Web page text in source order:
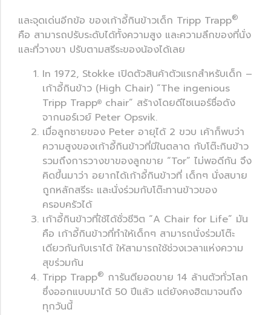
และจุดเด่นอีกข้อ ของเก้าอี้กินข้าวเด็ก Tripp Trapp®
คือ สามารถปรับระดับได้ทั้งความสูง และความลึกของที่นั่ง
และที่วางขา ปรับตามสรีระของน้องได้เลย
In 1972, Stokke เปิดตัวสินค้าตัวแรกสำหรับเด็ก –
เก้าอี้กินข้าว (High Chair) “The ingenious
Tripp Trapp® chair” สร้างโดยดีไซเนอร์ชื่อดัง
จากนอร์เวย์ Peter Opsvik.
เมื่อลูกชายของ Peter อายุได้ 2 ขวบ เค้าก็พบว่า
ความสูงของเก้าอี้กินข้าวที่มีในตลาด กับโต๊ะกินข้าว
รวมถึงการวางขาของลูกขาย “Tor” ไม่พอดีกัน จึง
คิดขึ้นมาว่า อยากได้เก้าอี้กินข้าวที่ เด็กๆ นั่งสบาย
ถูกหลักสรีระ และนั่งร่วมกับโต๊ะทานข้าวของ
ครอบครัวได้
เก้าอี้กินข้าวที่ใช้ได้ชั่วชีวิต “A Chair for Life” มัน
คือ เก้าอี้กินข้าวที่ทำให้เด็กๆ สามารถนั่งร่วมโต๊ะ
เดียวกันกับเราได้ ให้สามารถใช้ช่วงเวลาแห่งความ
สุขร่วมกัน
Tripp Trapp® การันตียอดขาย 14 ล้านตัวทั่วโลก
ซึ่งออกแบบมาได้ 50 ปีแล้ว แต่ยังคงฮิตมาจนถึง
ทุกวันนี้